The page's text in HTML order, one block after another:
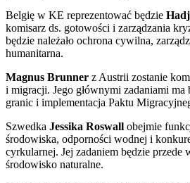
Belgię w KE reprezentować będzie
komisarz ds. gotowości i zarządzania
będzie należało ochrona cywilna,
humanitarna.
Magnus Brunner z Austrii zostanie
i migracji. Jego głównymi zadaniami
granic i implementacja Paktu
Szwedka Jessika Roswall obejmie
środowiska, odporności wodnej i
cyrkularnej. Jej zadaniem będzie przede
środowisko naturalne.